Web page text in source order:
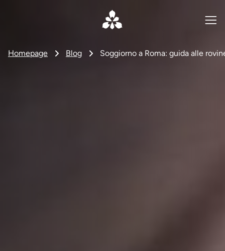
Homepage Blog Soggiorno a Roma: guida alle